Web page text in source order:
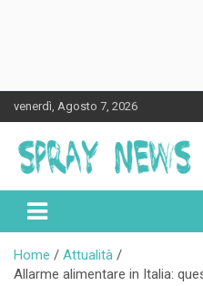
to
content
venerdì, Agosto 7, 2026
Spraynews.it
Home
Attualità
Allarme alimentare in Italia: